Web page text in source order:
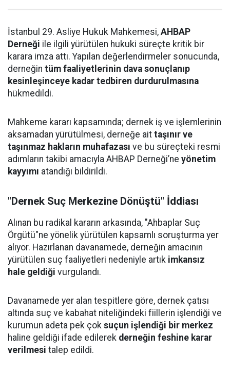
İstanbul 29. Asliye Hukuk Mahkemesi, AHBAP
Derneği ile ilgili yürütülen hukuki süreçte kritik bir
karara imza attı. Yapılan değerlendirmeler sonucunda,
derneğin tüm faaliyetlerinin dava sonuçlanıp
kesinleşinceye kadar tedbiren durdurulmasına
hükmedildi.
Mahkeme kararı kapsamında; dernek iş ve işlemlerinin
aksamadan yürütülmesi, derneğe ait taşınır ve
taşınmaz hakların muhafazası ve bu süreçteki resmi
adımların takibi amacıyla AHBAP Derneği’ne yönetim
kayyımı atandığı bildirildi.
"Dernek Suç Merkezine Dönüştü" İddiası
Alınan bu radikal kararın arkasında, "Ahbaplar Suç
Örgütü"ne yönelik yürütülen kapsamlı soruşturma yer
alıyor. Hazırlanan davanamede, derneğin amacının
yürütülen suç faaliyetleri nedeniyle artık imkansız
hale geldiği vurgulandı.
Davanamede yer alan tespitlere göre, dernek çatısı
altında suç ve kabahat niteliğindeki fiillerin işlendiği ve
kurumun adeta pek çok suçun işlendiği bir merkez
haline geldiği ifade edilerek derneğin feshine karar
verilmesi talep edildi.